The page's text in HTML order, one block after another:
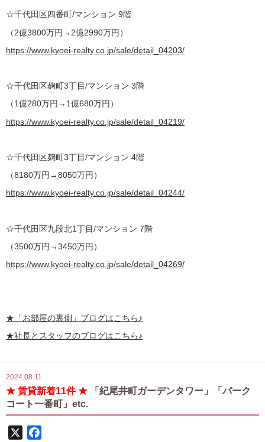
☆千代田区四番町/マンション 9階
（2億3800万円→2億2990万円）
https://www.kyoei-realty.co.jp/sale/detail_04203/
☆千代田区麹町3丁目/マンション 3階
（1億280万円→1億680万円）
https://www.kyoei-realty.co.jp/sale/detail_04219/
☆千代田区麹町3丁目/マンション 4階
（8180万円→8050万円）
https://www.kyoei-realty.co.jp/sale/detail_04244/
☆千代田区九段北1丁目/マンション 7階
（3500万円→3450万円）
https://www.kyoei-realty.co.jp/sale/detail_04269/
★ 「お部屋の裏側」 ブログはこちら♪
★社長とスタッフのブログはこちら♪
2024.08.11
★ 賃貸新着11件 ★
「紀尾井町ガーデンタワー」「パーク
コート一番町」etc.